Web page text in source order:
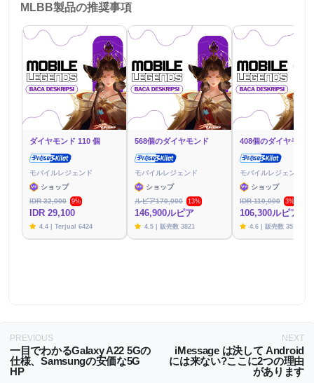
MLBB製品の推奨事項
ダイヤモンド 110 個
モバイルレジェンド
ショップ
IDR 32,000
9%
IDR 29,100
4.4 | Terjual 6424
568個のダイヤモンド
モバイルレジェンド
ショップ
ルピア170,000
13%
146,900ルピア
4.5 | 販売数 3821
408個のダイヤモンド
モバイルレジェンド
ショップ
IDR 110,000
3%
106,300ルピア
4.6 | 販売数 3576
PREVIOUS
一目でわかるGalaxy A22 5Gの
仕様、Samsungの安価な5G
HP
NEXT
iMessage は決して Android
には来ない?ここに2つの理由
があります